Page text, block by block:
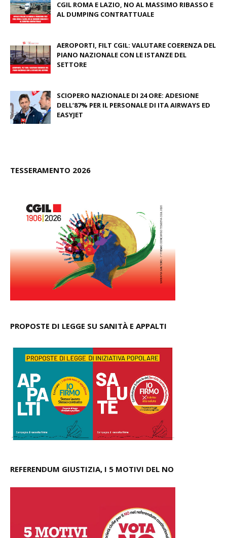
CGIL ROMA E LAZIO, NO AL MASSIMO RIBASSO E
AL DUMPING CONTRATTUALE
AEROPORTI, FILT CGIL: VALUTARE COERENZA DEL
PIANO NAZIONALE CON LE ISTANZE DEL
SETTORE
SCIOPERO NAZIONALE DI 24 ORE: ADESIONE
DELL’87% PER IL PERSONALE DI ITA AIRWAYS ED
EASYJET
TESSERAMENTO 2026
PROPOSTE DI LEGGE SU SANITÀ E APPALTI
REFERENDUM GIUSTIZIA, I 5 MOTIVI DEL NO